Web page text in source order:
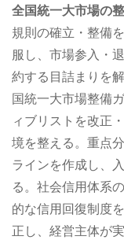
全国統一大市場の
規則の確立・整備
服し、市場参入・
約する目詰まりを
国統一大市場整備
ィブリストを改正
境を整える。重点
ラインを作成し、
る。社会信用体系
的な信用回復制度
正し、経営主体が